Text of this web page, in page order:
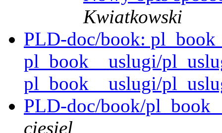
Kwiatkowski
PLD-doc/book:
pl_book__uslugi/
pl_book__uslugi/
PLD-doc/book/
ciesiel